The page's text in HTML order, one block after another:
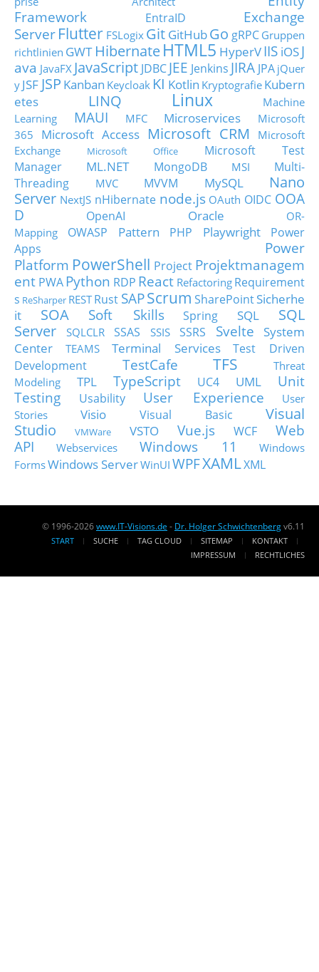
Framework
EntraID
Exchange
Server Flutter FSLogix Git GitHubGo gRPC Gruppen
richtlinien GWT HibernateHTML5 HyperVIIS iOSJ
ava JavaFX JavaScript JDBC JEE Jenkins JIRA JPA jQuer
y JSF JSP Kanban Keycloak KI Kotlin Kryptografie Kubern
etes
LINQ Linux
Machine
Learning
MAUI MFC Microservices
Microsoft
365
Microsoft Access Microsoft CRM
Microsoft
Exchange
Microsoft Office
Microsoft Test
Manager
ML.NET MongoDB MSI
Multi-
Threading
MVC MVVM MySQL
Nano
Server NextJS nHibernate node.js OAuth OIDC OOA
D
OpenAI Oracle
OR-
Mapping
OWASP Pattern PHP Playwright
Power
Apps
Power
Platform PowerShell Project Projektmanagem
ent PWA Python RDP React Refactoring Requirement
s ReSharper RESTRust SAPScrum SharePointSicherhe
it
SOA Soft Skills Spring SQL
SQL
Server
SQLCLR SSAS SSIS SSRS Svelte
System
Center
TEAMS Terminal Services
Test Driven
Development
TestCafe TFS
Threat
Modeling
TPL TypeScript UC4 UML
Unit
Testing
Usability User Experience
User
Stories
Visio Visual Basic
Visual
Studio
VMWare VSTO Vue.js WCF
Web
API
Webservices Windows 11
Windows
FormsWindows ServerWinUI WPFXAMLXML
© 1996-2026www.IT-Visions.de - Dr. Holger Schwichtenbergv6.11
START SUCHE TAG CLOUD SITEMAP
KONTAKT
IMPRESSUM
RECHTLICHES